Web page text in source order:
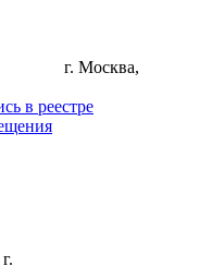
г. Москва,
в реестре